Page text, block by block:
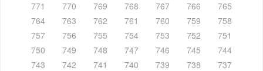
771
770 769 768 767 766
765
764
763 762 761 760 759
758
757
756 755 754 753 752
751
750
749 748 747 746 745
744
743
742 741 740 739 738
737